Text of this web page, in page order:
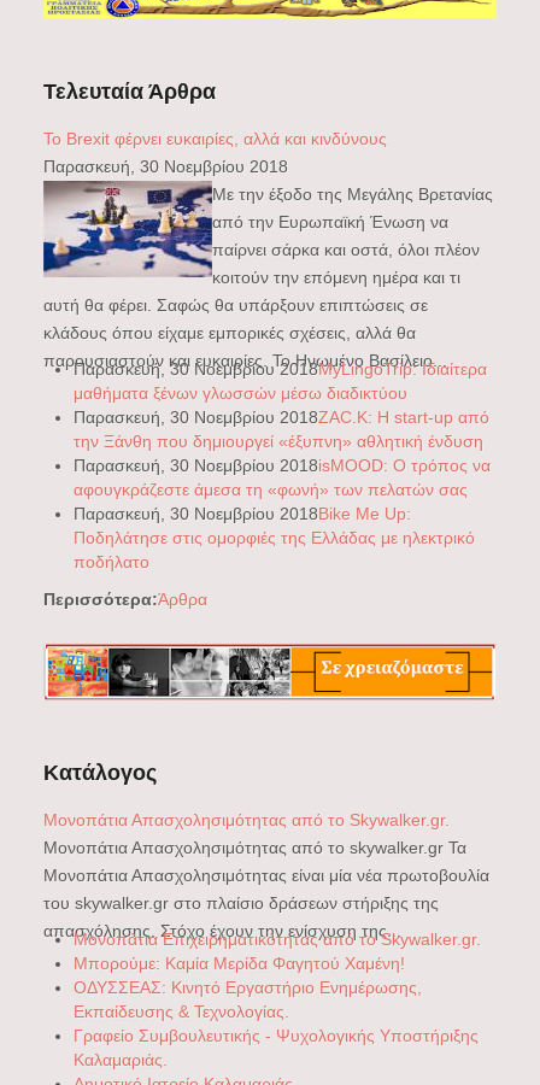
Τελευταία Άρθρα
Το Brexit φέρνει ευκαιρίες, αλλά και κινδύνους
Παρασκευή, 30 Νοεμβρίου 2018
Με την έξοδο της Μεγάλης Βρετανίας
από την Ευρωπαϊκή Ένωση να
παίρνει σάρκα και οστά, όλοι πλέον
κοιτούν την επόμενη ημέρα και τι
αυτή θα φέρει. Σαφώς θα υπάρξουν επιπτώσεις σε
κλάδους όπου είχαμε εμπορικές σχέσεις, αλλά θα
παρουσιαστούν και ευκαιρίες. Το Ηνωμένο Βασίλειο...
Παρασκευή, 30 Νοεμβρίου 2018MyLingoTrip: Ιδιαίτερα
μαθήματα ξένων γλωσσών μέσω διαδικτύου
Παρασκευή, 30 Νοεμβρίου 2018ZAC.K: Η start-up από
την Ξάνθη που δημιουργεί «έξυπνη» αθλητική ένδυση
Παρασκευή, 30 Νοεμβρίου 2018isMOOD: Ο τρόπος να
αφουγκράζεστε άμεσα τη «φωνή» των πελατών σας
Παρασκευή, 30 Νοεμβρίου 2018Bike Me Up:
Ποδηλάτησε στις ομορφιές της Ελλάδας με ηλεκτρικό
ποδήλατο
Περισσότερα:Άρθρα
Κατάλογος
Μονοπάτια Απασχολησιμότητας από το Skywalker.gr.
Μονοπάτια Απασχολησιμότητας από το skywalker.gr Τα
Μονοπάτια Απασχολησιμότητας είναι μία νέα πρωτοβουλία
του skywalker.gr στο πλαίσιο δράσεων στήριξης της
απασχόλησης. Στόχο έχουν την ενίσχυση της...
Μονοπάτια Επιχειρηματικότητας από το Skywalker.gr.
Μπορούμε: Καμία Μερίδα Φαγητού Χαμένη!
ΟΔΥΣΣΕΑΣ: Κινητό Εργαστήριο Ενημέρωσης,
Εκπαίδευσης & Τεχνολογίας.
Γραφείο Συμβουλευτικής - Ψυχολογικής Υποστήριξης
Καλαμαριάς.